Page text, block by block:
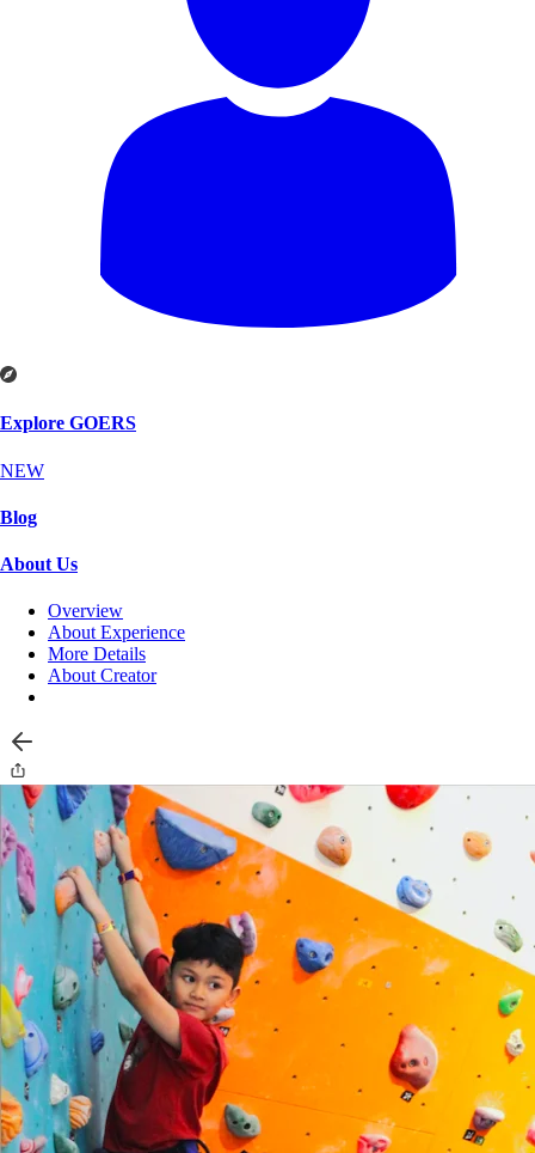
Explore GOERS
NEW
Blog
About Us
Overview
About Experience
More Details
About Creator